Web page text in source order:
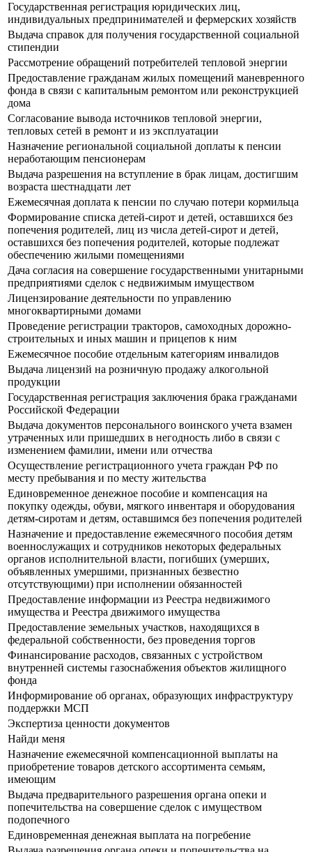
Государственная регистрация юридических лиц,
индивидуальных предпринимателей и фермерских хозяйств
Выдача справок для получения государственной социальной
стипендии
Рассмотрение обращений потребителей тепловой энергии
Предоставление гражданам жилых помещений маневренного
фонда в связи с капитальным ремонтом или реконструкцией
дома
Согласование вывода источников тепловой энергии,
тепловых сетей в ремонт и из эксплуатации
Назначение региональной социальной доплаты к пенсии
неработающим пенсионерам
Выдача разрешения на вступление в брак лицам, достигшим
возраста шестнадцати лет
Ежемесячная доплата к пенсии по случаю потери кормильца
Формирование списка детей-сирот и детей, оставшихся без
попечения родителей, лиц из числа детей-сирот и детей,
оставшихся без попечения родителей, которые подлежат
обеспечению жилыми помещениями
Дача согласия на совершение государственными унитарными
предприятиями сделок с недвижимым имуществом
Лицензирование деятельности по управлению
многоквартирными домами
Проведение регистрации тракторов, самоходных дорожно-
строительных и иных машин и прицепов к ним
Ежемесячное пособие отдельным категориям инвалидов
Выдача лицензий на розничную продажу алкогольной
продукции
Государственная регистрация заключения брака гражданами
Российской Федерации
Выдача документов персонального воинского учета взамен
утраченных или пришедших в негодность либо в связи с
изменением фамилии, имени или отчества
Осуществление регистрационного учета граждан РФ по
месту пребывания и по месту жительства
Единовременное денежное пособие и компенсация на
покупку одежды, обуви, мягкого инвентаря и оборудования
детям-сиротам и детям, оставшимся без попечения родителей
Назначение и предоставление ежемесячного пособия детям
военнослужащих и сотрудников некоторых федеральных
органов исполнительной власти, погибших (умерших,
объявленных умершими, признанных безвестно
отсутствующими) при исполнении обязанностей
Предоставление информации из Реестра недвижимого
имущества и Реестра движимого имущества
Предоставление земельных участков, находящихся в
федеральной собственности, без проведения торгов
Финансирование расходов, связанных с устройством
внутренней системы газоснабжения объектов жилищного
фонда
Информирование об органах, образующих инфраструктуру
поддержки МСП
Экспертиза ценности документов
Найди меня
Назначение ежемесячной компенсационной выплаты на
приобретение товаров детского ассортимента семьям,
имеющим
Выдача предварительного разрешения органа опеки и
попечительства на совершение сделок с имуществом
подопечного
Единовременная денежная выплата на погребение